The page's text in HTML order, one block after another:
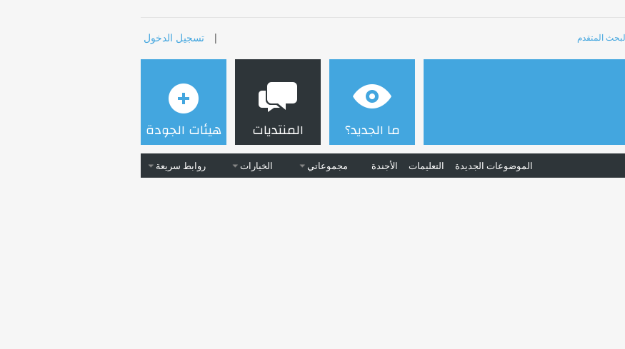
المتقدم | تسجيل الدخول
ما الجديد؟ المنتديات
الموضوعات الجديدة التعليمات الأجندة مجموعاتي الخيارات روابط سريعة
هيئات الجودة